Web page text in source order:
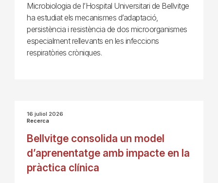
Microbiologia de l’Hospital Universitari de Bellvitge
ha estudiat els mecanismes d’adaptació,
persistència i resistència de dos microorganismes
especialment rellevants en les infeccions
respiratòries cròniques.
16 juliol 2026
Recerca
Bellvitge consolida un model
d’aprenentatge amb impacte en la
pràctica clínica